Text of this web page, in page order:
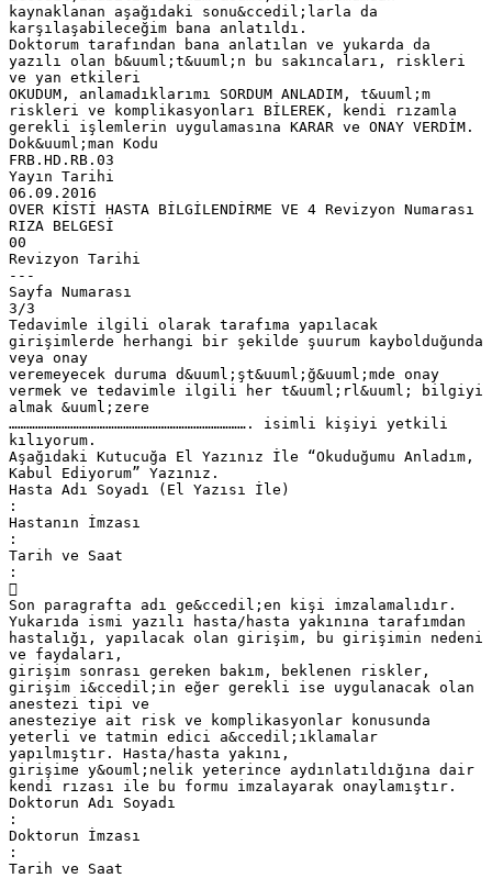
kaynaklanan aşağıdaki sonu&ccedil;larla da
karşılaşabileceğim bana anlatıldı.
Doktorum tarafından bana anlatılan ve yukarda da
yazılı olan b&uuml;t&uuml;n bu sakıncaları, riskleri
ve yan etkileri
OKUDUM, anlamadıklarımı SORDUM ANLADIM, t&uuml;m
riskleri ve komplikasyonları BİLEREK, kendi rızamla
gerekli işlemlerin uygulamasına KARAR ve ONAY VERDİM.
Dok&uuml;man Kodu
FRB.HD.RB.03
Yayın Tarihi
06.09.2016
OVER KİSTİ HASTA BİLGİLENDİRME VE 4 Revizyon Numarası
RIZA BELGESİ
00
Revizyon Tarihi
---
Sayfa Numarası
3/3
Tedavimle ilgili olarak tarafıma yapılacak
girişimlerde herhangi bir şekilde şuurum kaybolduğunda
veya onay
veremeyecek duruma d&uuml;şt&uuml;ğ&uuml;mde onay
vermek ve tedavimle ilgili her t&uuml;rl&uuml; bilgiyi
almak &uuml;zere
………………………………………………………………………. isimli kişiyi yetkili
kılıyorum.
Aşağıdaki Kutucuğa El Yazınız İle “Okuduğumu Anladım,
Kabul Ediyorum” Yazınız.
Hasta Adı Soyadı (El Yazısı İle)
:
Hastanın İmzası
:
Tarih ve Saat
:

Son paragrafta adı ge&ccedil;en kişi imzalamalıdır.
Yukarıda ismi yazılı hasta/hasta yakınına tarafımdan
hastalığı, yapılacak olan girişim, bu girişimin nedeni
ve faydaları,
girişim sonrası gereken bakım, beklenen riskler,
girişim i&ccedil;in eğer gerekli ise uygulanacak olan
anestezi tipi ve
anesteziye ait risk ve komplikasyonlar konusunda
yeterli ve tatmin edici a&ccedil;ıklamalar
yapılmıştır. Hasta/hasta yakını,
girişime y&ouml;nelik yeterince aydınlatıldığına dair
kendi rızası ile bu formu imzalayarak onaylamıştır.
Doktorun Adı Soyadı
:
Doktorun İmzası
:
Tarih ve Saat